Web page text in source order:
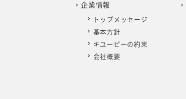
2021年1月
2020年2月
2020年1月
2019年3月
企業情報
トップメッセージ
基本方針
キユーピーの約束
会社概要